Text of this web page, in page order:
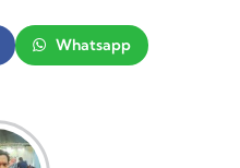
Whatsapp